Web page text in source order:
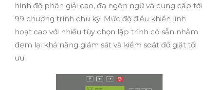
hình độ phân giải cao, đa ngôn ngữ và cung cấp tới
99 chương trình chu kỳ. Mức độ điều khiển linh
hoạt cao với nhiều tùy chọn lập trình có sẵn nhằm
đem lại khả năng giám sát và kiểm soát đồ giặt tối
ưu.